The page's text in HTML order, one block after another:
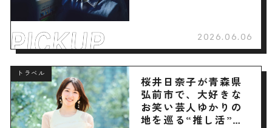
2026.06.06
トラベル
桜井日奈子が青森県
弘前市で、大好きな
お笑い芸人ゆかりの
地を巡る“推し活”旅